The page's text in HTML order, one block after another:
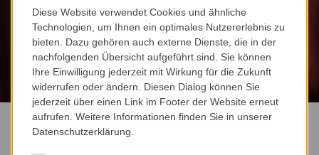
Diese Website verwendet Cookies und ähnliche
Technologien, um Ihnen ein optimales Nutzererlebnis zu
bieten. Dazu gehören auch externe Dienste, die in der
nachfolgenden Übersicht aufgeführt sind. Sie können
Ihre Einwilligung jederzeit mit Wirkung für die Zukunft
widerrufen oder ändern. Diesen Dialog können Sie
jederzeit über einen Link im Footer der Website erneut
aufrufen. Weitere Informationen finden Sie in unserer
Datenschutzerklärung.